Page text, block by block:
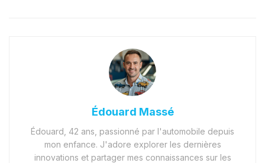
Édouard Massé
Édouard, 42 ans, passionné par l'automobile depuis
mon enfance. J'adore explorer les dernières
innovations et partager mes connaissances sur les